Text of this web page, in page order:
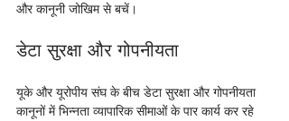
और कानूनी जोखिम से बचें।
डेटा सुरक्षा और गोपनीयता
यूके और यूरोपीय संघ के बीच डेटा सुरक्षा और गोपनीयता
कानूनों में भिन्नता व्यापारिक सीमाओं के पार कार्य कर रहे